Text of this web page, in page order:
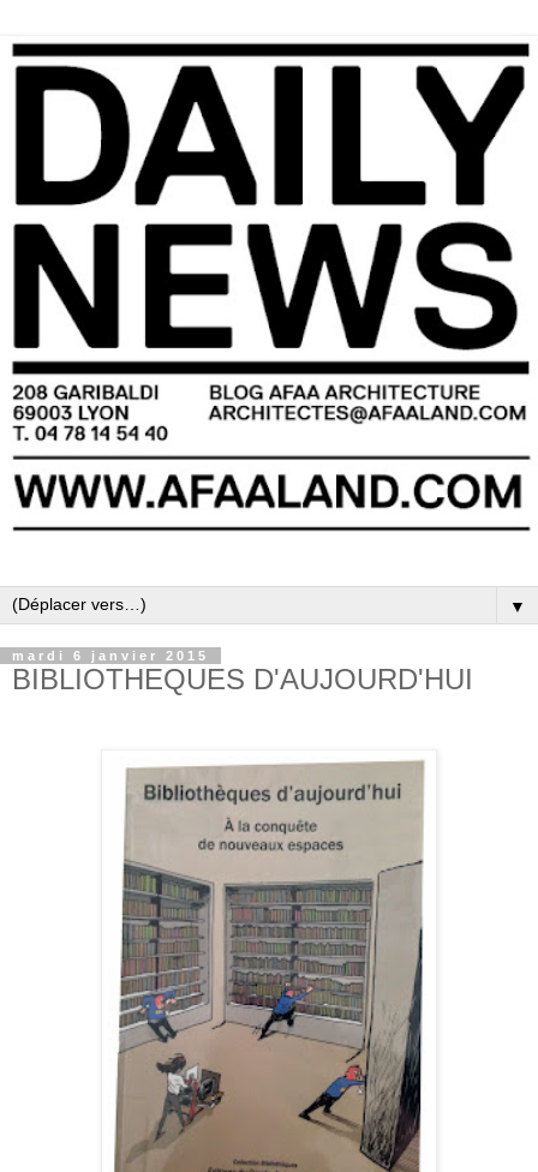
▼
mardi 6 janvier 2015
BIBLIOTHEQUES D'AUJOURD'HUI